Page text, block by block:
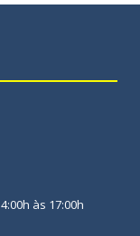
às 17:00h